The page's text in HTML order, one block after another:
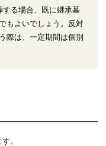
る場合、既に継承墓
もよいでしょう。反対
際は、一定期間は個別
。